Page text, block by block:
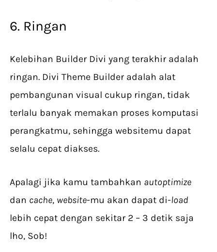
6. Ringan
Kelebihan Builder Divi yang terakhir adalah
ringan. Divi Theme Builder adalah alat
pembangunan visual cukup ringan, tidak
terlalu banyak memakan proses komputasi
perangkatmu, sehingga websitemu dapat
selalu cepat diakses.
Apalagi jika kamu tambahkan autoptimize
dan cache, website-mu akan dapat di-load
lebih cepat dengan sekitar 2 – 3 detik saja
lho, Sob!